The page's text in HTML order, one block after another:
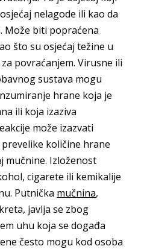
nelagode ili kao da
Može biti popraćena
što su osjećaj težine u
povraćanjem. Virusne ili
sustava mogu
hrane koja je
ili koja izaziva
može izazvati
količine hrane
mučnine. Izloženost
cigarete ili kemikalije
Putnička mučnina,
javlja se zbog
uhu koja se događa
često mogu kod osoba